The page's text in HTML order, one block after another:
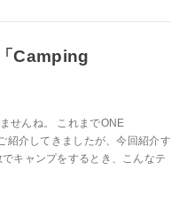
Camping
せんね。 これまでONE
紹介してきましたが、今回紹介す
キャンプをするとき、こんなテ